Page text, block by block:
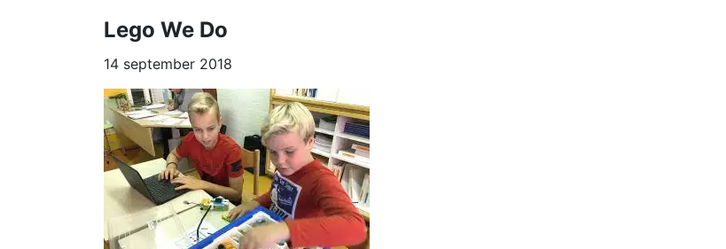
Lego We Do
14 september 2018